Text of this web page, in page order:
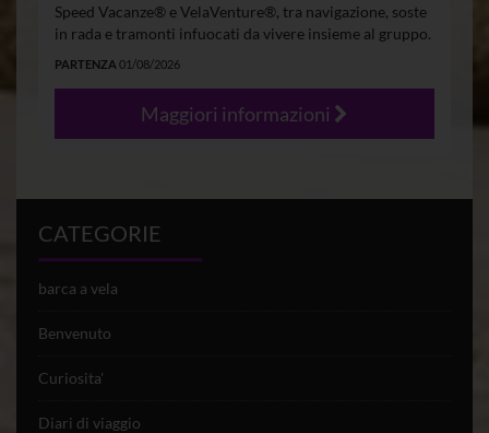
Speed Vacanze® e VelaVenture®, tra navigazione, soste
in rada e tramonti infuocati da vivere insieme al gruppo.
PARTENZA 01/08/2026
Maggiori informazioni
CATEGORIE
barca a vela
Benvenuto
Curiosita'
Diari di viaggio